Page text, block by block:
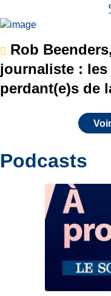
Rob
journaliste : les
perdant(e)s de
Podcasts